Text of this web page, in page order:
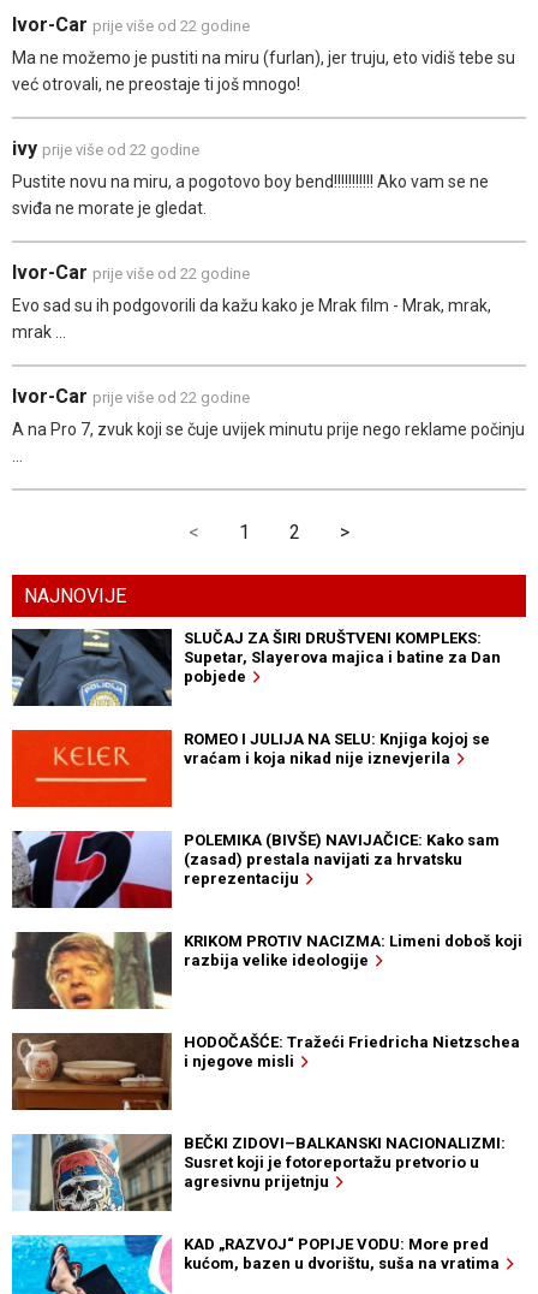
Ivor-Car prije više od 22 godine
Ma ne možemo je pustiti na miru (furlan), jer truju, eto vidiš tebe su
već otrovali, ne preostaje ti još mnogo!
ivy prije više od 22 godine
Pustite novu na miru, a pogotovo boy bend!!!!!!!!!!! Ako vam se ne
sviđa ne morate je gledat.
Ivor-Car prije više od 22 godine
Evo sad su ih podgovorili da kažu kako je Mrak film - Mrak, mrak,
mrak ...
Ivor-Car prije više od 22 godine
A na Pro 7, zvuk koji se čuje uvijek minutu prije nego reklame počinju
...
< 1 2 >
NAJNOVIJE
SLUČAJ ZA ŠIRI DRUŠTVENI KOMPLEKS:
Supetar, Slayerova majica i batine za Dan
pobjede
ROMEO I JULIJA NA SELU: Knjiga kojoj se
vraćam i koja nikad nije iznevjerila
POLEMIKA (BIVŠE) NAVIJAČICE: Kako sam
(zasad) prestala navijati za hrvatsku
reprezentaciju
KRIKOM PROTIV NACIZMA: Limeni doboš koji
razbija velike ideologije
HODOČAŠĆE: Tražeći Friedricha Nietzschea
i njegove misli
BEČKI ZIDOVI–BALKANSKI NACIONALIZMI:
Susret koji je fotoreportažu pretvorio u
agresivnu prijetnju
KAD „RAZVOJ“ POPIJE VODU: More pred
kućom, bazen u dvorištu, suša na vratima